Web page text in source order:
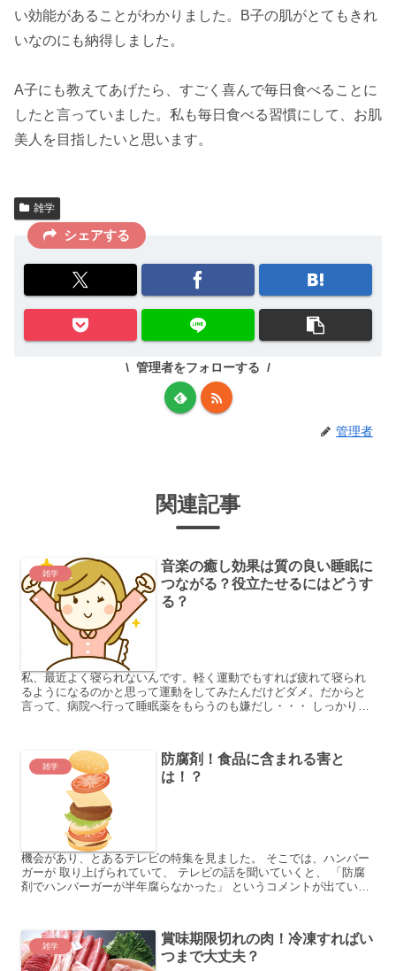
い効能があることがわかりました。B子の肌がとてもきれ
いなのにも納得しました。
A子にも教えてあげたら、すごく喜んで毎日 食べることに
したと言っていました。私も毎日食べる習慣にして、 お肌
美人 を目指したいと思います。
雑学
シェアする
管理者をフォローする
管理者
関連記事
雑学
音楽の癒し効果は質の良い睡眠に
つながる？役立たせるにはどうす
る？
私、最近よく寝られないんです。軽く運動でもすれば疲れて寝られ
るようになるのかと思って運動をしてみたんだけどダメ。だからと
言って、病院へ行って睡眠薬をもらうのも嫌だし・・・ しっかり寝
雑学
防腐剤！食品に含まれる害と
は！？
機会があり、とあるテレビの特集を見ました。 そこでは、ハンバー
ガーが 取り上げられていて、 テレビの話を聞いていくと、 「防腐
剤でハンバーガーが半年腐らなかった」 というコメントが出ていま
雑学
賞味期限切れの肉！冷凍すればい
つまで大丈夫？